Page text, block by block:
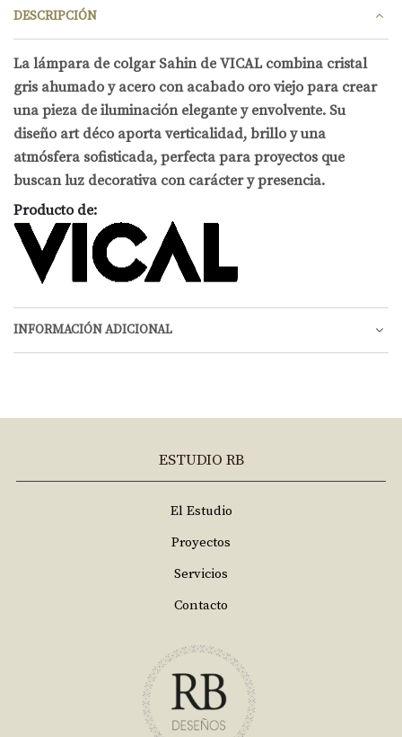
DESCRIPCIÓN
La lámpara de colgar Sahin de VICAL combina cristal
gris ahumado y acero con acabado oro viejo para crear
una pieza de iluminación elegante y envolvente. Su
diseño art déco aporta verticalidad, brillo y una
atmósfera sofisticada, perfecta para proyectos que
buscan luz decorativa con carácter y presencia.
Producto de:
INFORMACIÓN ADICIONAL
ESTUDIO RB
El Estudio
Proyectos
Servicios
Contacto